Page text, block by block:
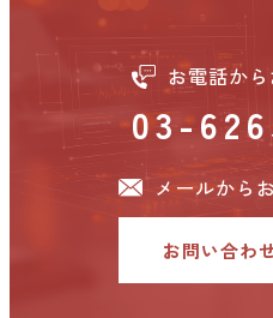
お電話か
03-
メールから
お問い合わ